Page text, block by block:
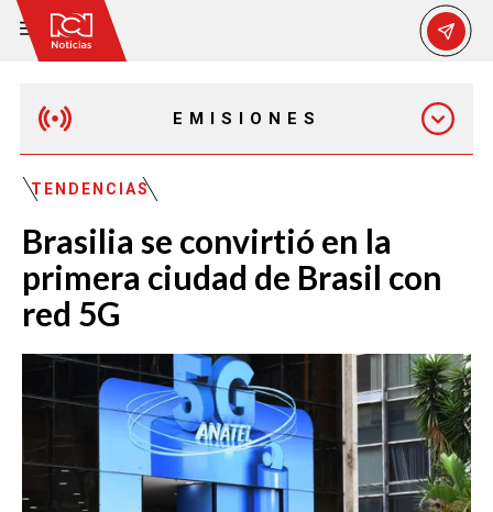
EMISIONES
MAÑANA EXPRESS
EMISIÓN 12:30 PM
EMISIÓN 11:30 PM
TENDENCIAS
Brasilia se convirtió en la
primera ciudad de Brasil con
red 5G